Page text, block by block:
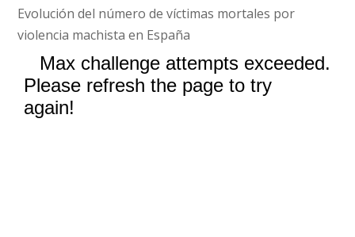
Evolución del número de víctimas mortales por
violencia machista en España